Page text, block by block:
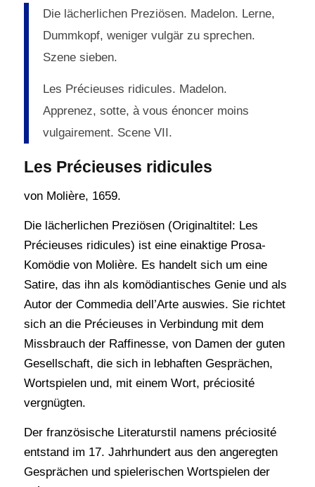
Die lächerlichen Preziösen. Madelon. Lerne,
Dummkopf, weniger vulgär zu sprechen.
Szene sieben.
Les Précieuses ridicules. Madelon.
Apprenez, sotte, à vous énoncer moins
vulgairement. Scene VII.
Les Précieuses ridicules
von Molière, 1659.
Die lächerlichen Preziösen (Originaltitel: Les
Précieuses ridicules) ist eine einaktige Prosa-
Komödie von Molière. Es handelt sich um eine
Satire, das ihn als komödiantisches Genie und als
Autor der Commedia dell’Arte auswies. Sie richtet
sich an die Précieuses in Verbindung mit dem
Missbrauch der Raffinesse, von Damen der guten
Gesellschaft, die sich in lebhaften Gesprächen,
Wortspielen und, mit einem Wort, préciosité
vergnügten.
Der französische Literaturstil namens préciosité
entstand im 17. Jahrhundert aus den angeregten
Gesprächen und spielerischen Wortspielen der